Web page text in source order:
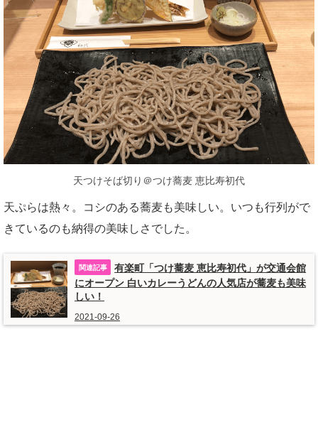
天つけそば切り＠つけ蕎麦 恵比寿初代
天ぷらは熱々。コシのある蕎麦も美味しい。いつも行列がで
きているのも納得の美味しさでした。
有楽町「つけ蕎麦 恵比寿初代」が交通会館
にオープン 白いカレーうどんの人気店が蕎麦も美味
しい！
2021-09-26